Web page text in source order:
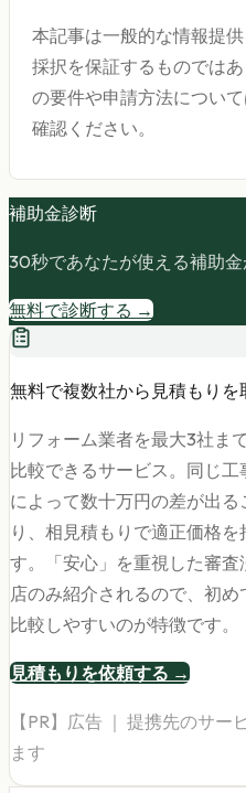
本記事は一般的な情報提
採択を保証するものでは
の要件や申請方法につい
確認ください。
補助金診断
30秒であなたが使える補助金
無料で診断する →
無料で複数社から見積もりを
リフォーム業者を最大3社ま
比較できるサービス。同じ工
によって数十万円の差が出る
り、相見積もりで適正価格を
す。「安心」を重視した審査
店のみ紹介されるので、初め
比較しやすいのが特徴です。
見積もりを依頼する →
【PR】広告 ｜ 提携先のサー
ます